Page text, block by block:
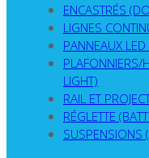
ENCASTRÉS
LIGNES
PANNEAUX
PLAFONNIERS/
LIGHT)
RAIL ET
RÉGLETTE
SUSPENSIONS